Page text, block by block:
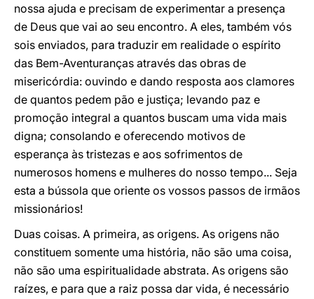
nossa ajuda e precisam de experimentar a presença
de Deus que vai ao seu encontro. A eles, também vós
sois enviados, para traduzir em realidade o espírito
das Bem-Aventuranças através das obras de
misericórdia: ouvindo e dando resposta aos clamores
de quantos pedem pão e justiça; levando paz e
promoção integral a quantos buscam uma vida mais
digna; consolando e oferecendo motivos de
esperança às tristezas e aos sofrimentos de
numerosos homens e mulheres do nosso tempo... Seja
esta a bússola que oriente os vossos passos de irmãos
missionários!
Duas coisas. A primeira, as origens. As origens não
constituem somente uma história, não são uma coisa,
não são uma espiritualidade abstrata. As origens são
raízes, e para que a raiz possa dar vida, é necessário